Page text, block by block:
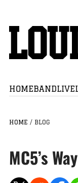
HOMEBANDLIVE
HOME / BLOG
MC5’s